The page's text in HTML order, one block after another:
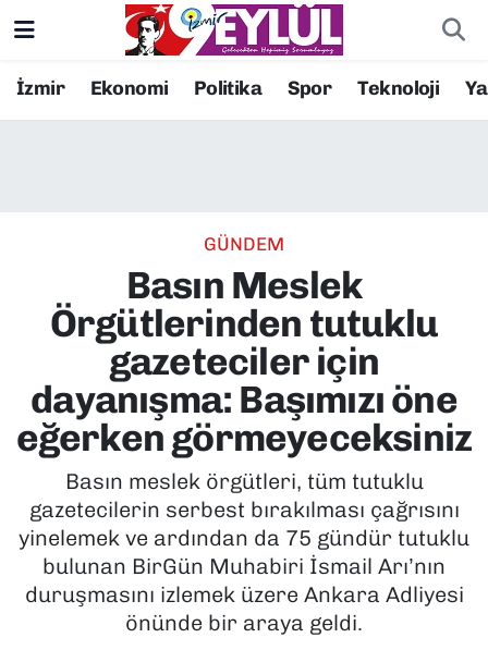
İzmir Ekonomi Politika Spor Teknoloji
GÜNDEM
Basın Meslek
Örgütlerinden tutuklu
gazeteciler için
dayanışma: Başımızı öne
eğerken görmeyeceksiniz
Basın meslek örgütleri, tüm tutuklu
gazetecilerin serbest bırakılması çağrısını
yinelemek ve ardından da 75 gündür tutuklu
bulunan BirGün Muhabiri İsmail Arı’nın
duruşmasını izlemek üzere Ankara Adliyesi
önünde bir araya geldi.
Resmi İlanlar
EKONOMİ
KÜLTÜR SANAT
MAGAZİN
POLİTİKA
SAĞLIK
TEKNOLOJİ
Konak Nöbetçi Eczaneler
Süper Lig Puan Durumu ve Fikstür
Tüm Manşetler
Son Dakika Haberleri
Haber Arşivi